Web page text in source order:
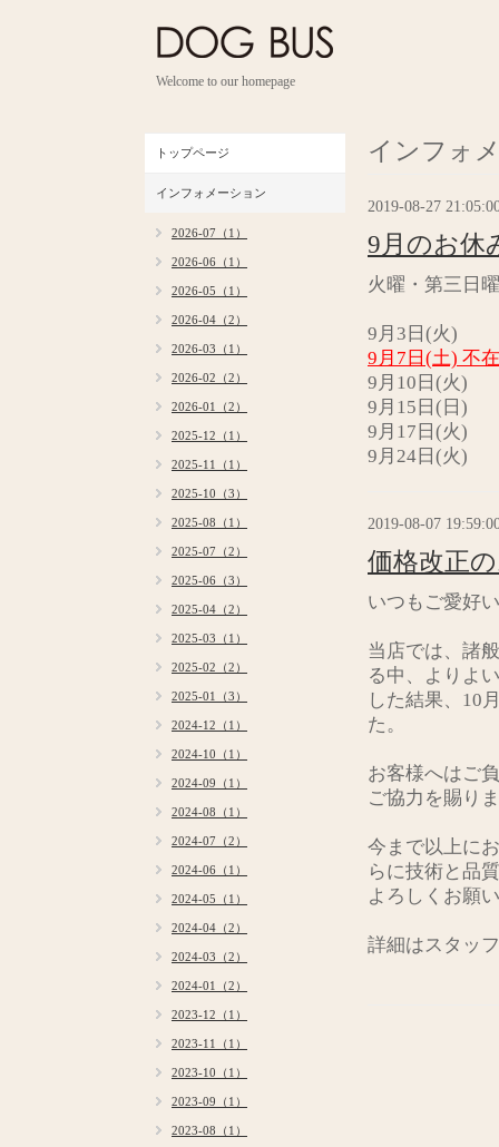
Welcome to our homepage
インフォ
2019-08-27
9月のお休
火曜・第三日
9月3日(火)
9月7日(土) 不
9月10日(火)
9月15日(日)
9月17日(火)
9月24日(火)
2019-08-07
価格改正
いつもご愛好
当店では、諸
る中、よりよ
した結果、10
た。
お客様へはご
ご協力を賜り
今まで以上に
らに技術と品
よろしくお願
詳細はスタッ
トップページ
インフォメーション
2026-07（1）
2026-06（1）
2026-05（1）
2026-04（2）
2026-03（1）
2026-02（2）
2026-01（2）
2025-12（1）
2025-11（1）
2025-10（3）
2025-08（1）
2025-07（2）
2025-06（3）
2025-04（2）
2025-03（1）
2025-02（2）
2025-01（3）
2024-12（1）
2024-10（1）
2024-09（1）
2024-08（1）
2024-07（2）
2024-06（1）
2024-05（1）
2024-04（2）
2024-03（2）
2024-01（2）
2023-12（1）
2023-11（1）
2023-10（1）
2023-09（1）
2023-08（1）